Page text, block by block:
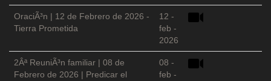
OraciÃ³n | 12 de Febrero de 2026 -
Tierra Prometida
12 -
feb -
2026
2Âª ReuniÃ³n familiar | 08 de
Febrero de 2026 | Predicar el
08 -
feb -